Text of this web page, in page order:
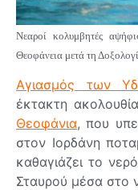
Νεαροί κολυμβητές
Θεοφάνεια μετά τη
Αγιασμός των
έκτακτη
Θεοφάνια, που
στον Ιορδάνη
καθαγιάζει το
Σταυρού μέσα στο